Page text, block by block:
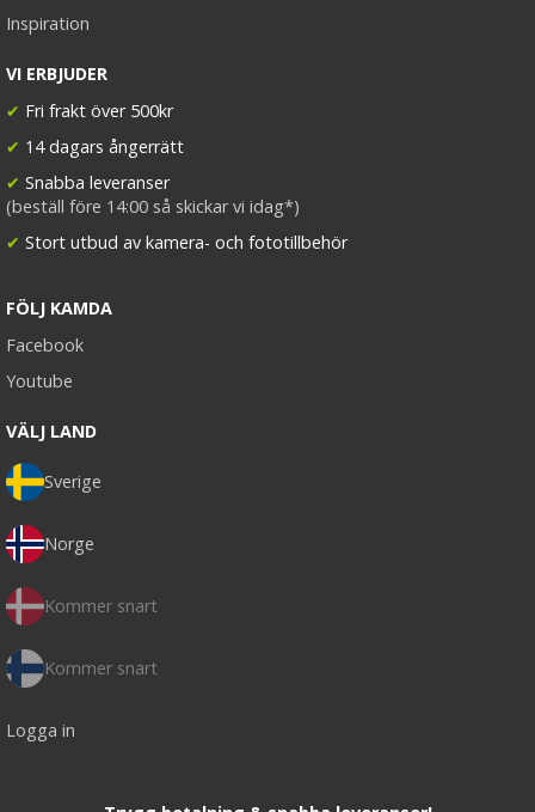
Inspiration
VI ERBJUDER
✔ Fri frakt över 500kr
✔ 14 dagars ångerrätt
✔ Snabba leveranser
(beställ före 14:00 så skickar vi idag*)
✔ Stort utbud av kamera- och fototillbehör
FÖLJ KAMDA
Facebook
Youtube
VÄLJ LAND
Sverige
Norge
Kommer snart
Kommer snart
Logga in